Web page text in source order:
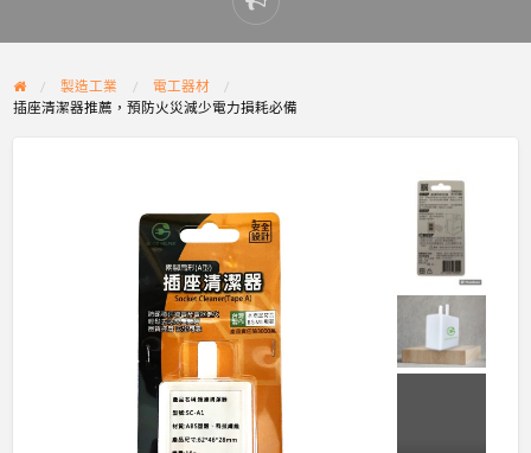
Report
problem
製造工業
電工器材
插座清潔器推薦，預防火災減少電力損耗必備